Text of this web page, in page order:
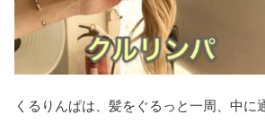
くるりんぱは、髪をぐるっと一周、中に